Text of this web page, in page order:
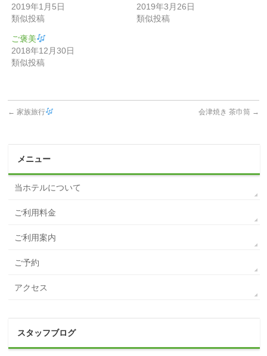
2019年1月5日
類似投稿
2019年3月26日
類似投稿
ご褒美
2018年12月30日
類似投稿
← 家族旅行 会津焼き 茶巾筒 →
メニュー
当ホテルについて
ご利用料金
ご利用案内
ご予約
アクセス
スタッフブログ